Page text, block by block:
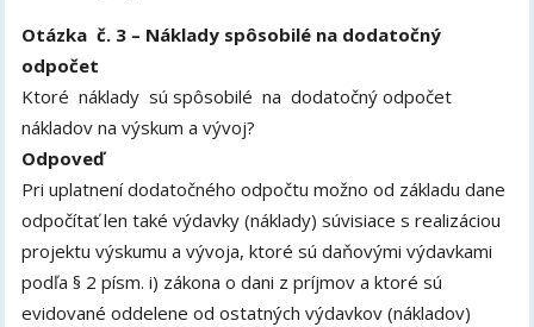
Otázka č. 3 – Náklady spôsobilé na dodatočný
odpočet
Ktoré náklady sú spôsobilé na dodatočný odpočet
nákladov na výskum a vývoj?
Odpoveď
Pri uplatnení dodatočného odpočtu možno od základu dane
odpočítať len také výdavky (náklady) súvisiace s realizáciou
projektu výskumu a vývoja, ktoré sú daňovými výdavkami
podľa § 2 písm. i) zákona o dani z príjmov a ktoré sú
evidované oddelene od ostatných výdavkov (nákladov)